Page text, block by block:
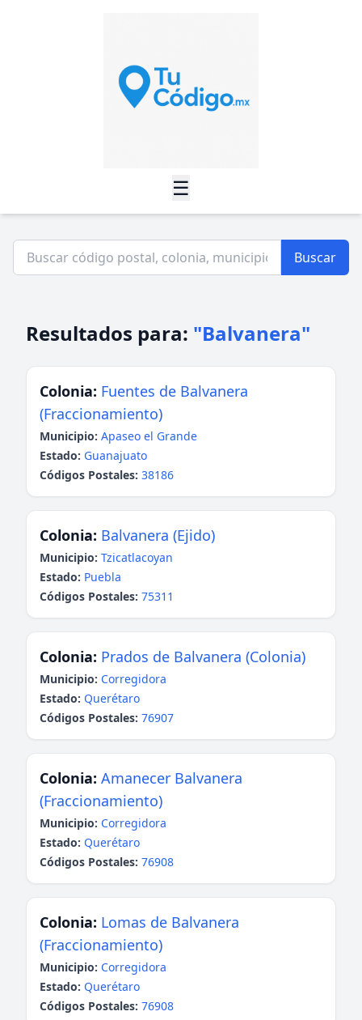
☰
Buscar
Resultados para: "Balvanera"
Colonia: Fuentes de Balvanera
(Fraccionamiento)
Municipio: Apaseo el Grande
Estado: Guanajuato
Códigos Postales: 38186
Colonia: Balvanera (Ejido)
Municipio: Tzicatlacoyan
Estado: Puebla
Códigos Postales: 75311
Colonia: Prados de Balvanera (Colonia)
Municipio: Corregidora
Estado: Querétaro
Códigos Postales: 76907
Colonia: Amanecer Balvanera
(Fraccionamiento)
Municipio: Corregidora
Estado: Querétaro
Códigos Postales: 76908
Colonia: Lomas de Balvanera
(Fraccionamiento)
Municipio: Corregidora
Estado: Querétaro
Códigos Postales: 76908